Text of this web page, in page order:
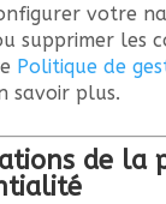
votre
supprimer les
Politiquede
savoir plus.
de la